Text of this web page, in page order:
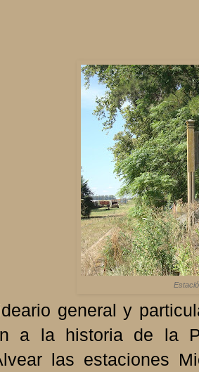
general y
a la historia de la
las estaciones